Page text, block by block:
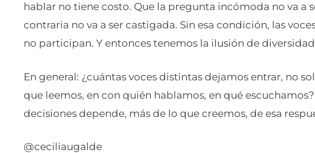
hablar no tiene costo. Que la pregunta incómoda no va a
contraria no va a ser castigada. Sin esa condición, las
no participan. Y entonces tenemos la ilusión de
En general: ¿cuántas voces distintas dejamos entrar, no
que leemos, en con quién hablamos, en qué
decisiones depende, más de lo que creemos, de esa
@ceciliaugalde